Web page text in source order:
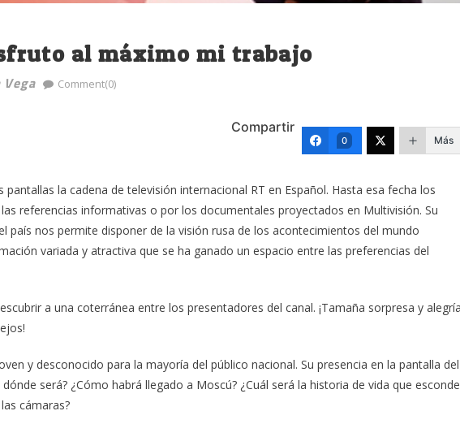
al máximo mi trabajo
Comment(0)
Compartir
0 Más
la cadena de televisión internacional RT en Español. Hasta esa fecha los
referencias informativas o por los documentales proyectados en Multivisión. Su
país nos permite disponer de la visión rusa de los acontecimientos del mundo
variada y atractiva que se ha ganado un espacio entre las preferencias del
a una coterránea entre los presentadores del canal. ¡Tamaña sorpresa y
y desconocido para la mayoría del público nacional. Su presencia en la pantalla del
será? ¿Cómo habrá llegado a Moscú? ¿Cuál será la historia de vida que esconde
cámaras?